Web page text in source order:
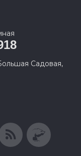
Садовая,